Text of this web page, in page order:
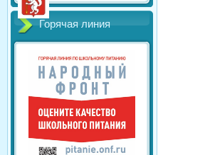
Горячая линия